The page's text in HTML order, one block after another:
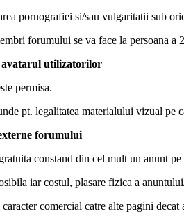
pornografiei si/sau vulgaritatii sub
forumului se va face la persoana a
avatarul utilizatorilor
permisa.
pt. legalitatea materialului vizual pe
forumului
constand din cel mult un anunt
iar costul, plasare fizica a
comercial catre alte pagini decat